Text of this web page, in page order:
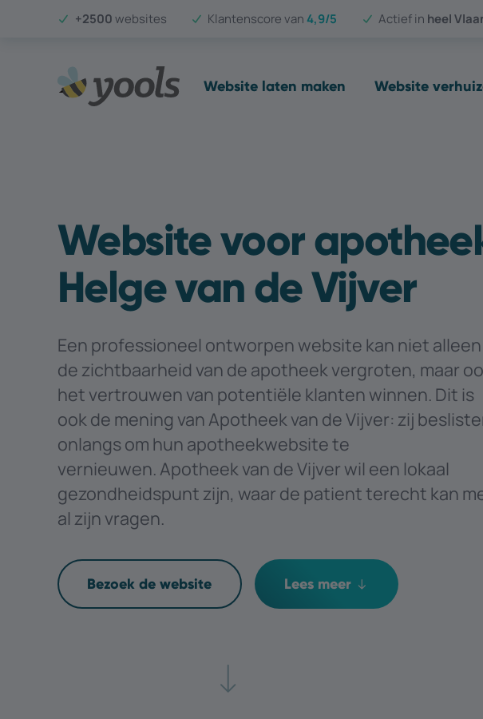
+2500 websites Klantenscore van4,9/5 Actief in heel
Website laten maken Website
Website voor
Helge van de Vijver
Een professioneel ontworpen website kan niet alleen
de zichtbaarheid van de apotheek vergroten, maar
het vertrouwen van potentiële klanten winnen. Dit is
ook de mening van Apotheek van de Vijver: zij
onlangs om hun apotheekwebsite te
vernieuwen. Apotheek van de Vijver wil een lokaal
gezondheidspunt zijn, waar de patient terecht kan
al zijn vragen.
Bezoek de website Lees meer